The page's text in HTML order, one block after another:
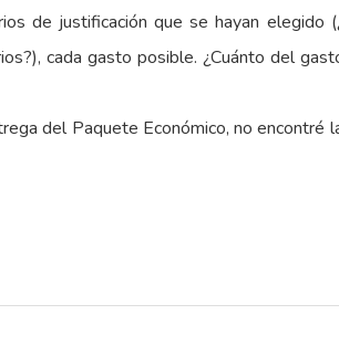
de justificación que se hayan elegido
cada gasto posible. ¿Cuánto del
del Paquete Económico, no encontré